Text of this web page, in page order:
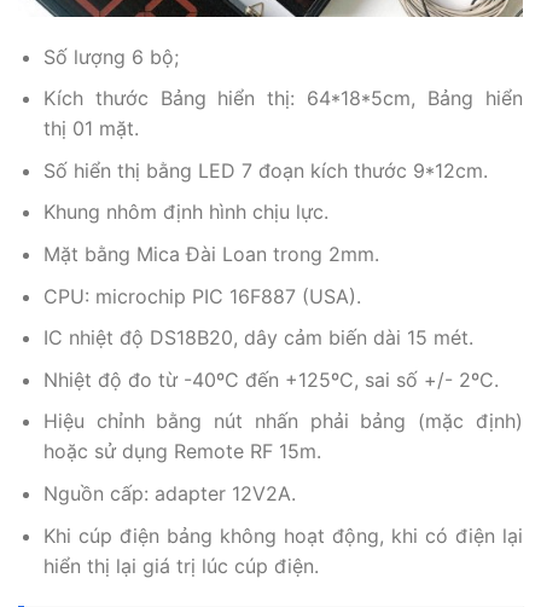
Số lượng 6 bộ;
Kích thước Bảng hiển thị: 64*18*5cm, Bảng hiển
thị 01 mặt.
Số hiển thị bằng LED 7 đoạn kích thước 9*12cm.
Khung nhôm định hình chịu lực.
Mặt bằng Mica Đài Loan trong 2mm.
CPU: microchip PIC 16F887 (USA).
IC nhiệt độ DS18B20, dây cảm biến dài 15 mét.
Nhiệt độ đo từ -40ºC đến +125ºC, sai số +/- 2ºC.
Hiệu chỉnh bằng nút nhấn phải bảng (mặc định)
hoặc sử dụng Remote RF 15m.
Nguồn cấp: adapter 12V2A.
Khi cúp điện bảng không hoạt động, khi có điện lại
hiển thị lại giá trị lúc cúp điện.